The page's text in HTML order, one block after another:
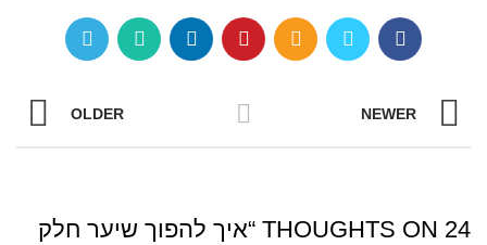
NEWER
OLDER
24 THOUGHTS ON “
איך להפוך שיער חלק